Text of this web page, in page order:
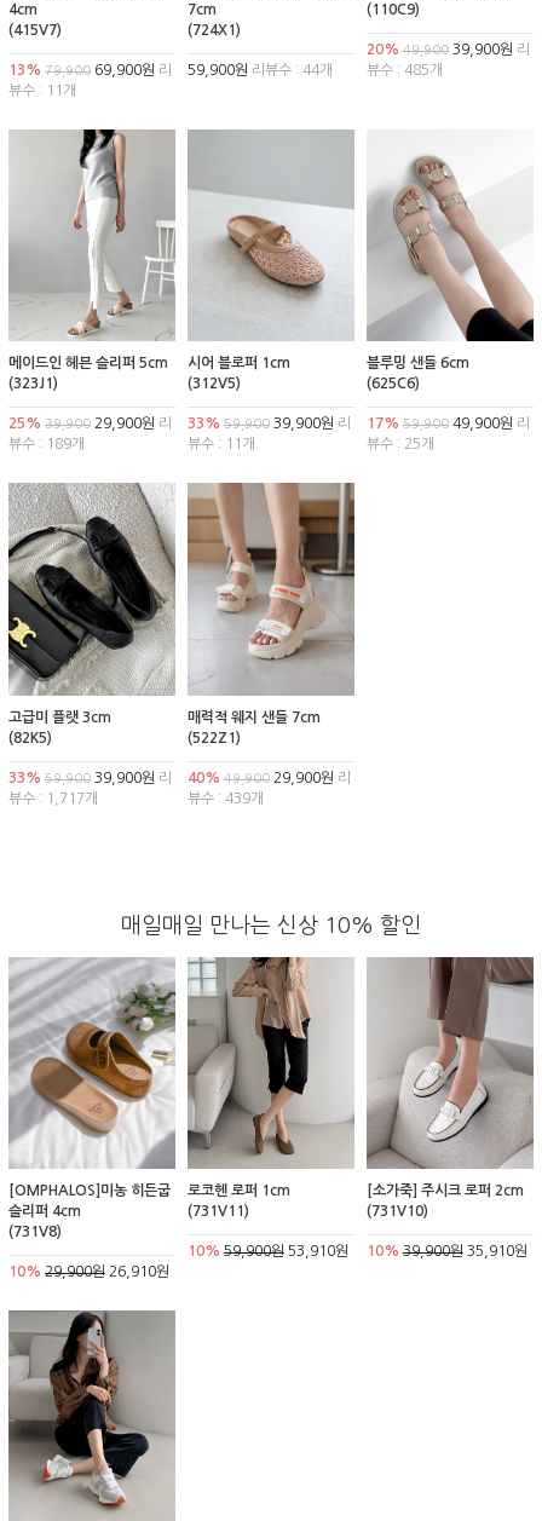
4cm
(415V7)
13% 79,900 69,900원 리
뷰수 : 11개
7cm
(724X1)
59,900원 리뷰수 : 44개
(110C9)
20% 49,90039,900원 리
뷰수 : 485개
메이드인 헤븐 슬리퍼 5cm
(323J1)
25% 39,900 29,900원 리
뷰수 : 189개
시어 블로퍼 1cm
(312V5)
33% 59,90039,900원 리
뷰수 : 11개
블루밍 샌들 6cm
(625C6)
17% 59,90049,900원 리
뷰수 : 25개
고급미 플랫 3cm
(82K5)
33% 59,900 39,900원 리
뷰수 : 1,717개
매력적 웨지 샌들 7cm
(522Z1)
40% 49,90029,900원 리
뷰수 : 439개
매일매일 만나는 신상 10% 할인
[OMPHALOS]미농 히든굽
슬리퍼 4cm
(731V8)
10% 29,900원 26,910원
로코헨 로퍼 1cm
(731V11)
10% 59,900원53,910원
[소가죽] 주시크 로퍼 2cm
(731V10)
10% 39,900원35,910원